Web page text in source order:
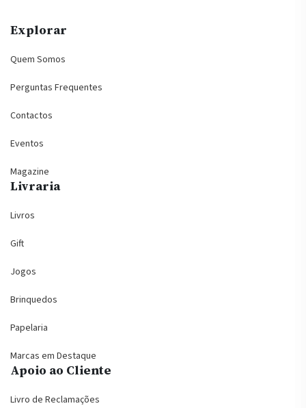
Explorar
Quem Somos
Perguntas Frequentes
Contactos
Eventos
Magazine
Livraria
Livros
Gift
Jogos
Brinquedos
Papelaria
Marcas em Destaque
Apoio ao Cliente
Livro de Reclamações